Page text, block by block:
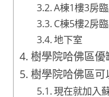
A棟1樓3房
C棟5樓2房
地下室
樹學院哈佛區優
樹學院哈佛區可
現在就加入